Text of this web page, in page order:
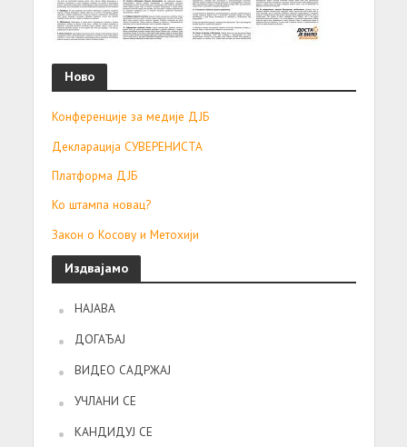
Ново
Конференције за медије ДЈБ
Декларација СУВЕРЕНИСТА
Платформа ДЈБ
Ко штампа новац?
Закон о Косову и Метохији
Издвајамо
НАЈАВА
ДОГАЂАЈ
ВИДЕО САДРЖАЈ
УЧЛАНИ СЕ
КАНДИДУЈ СЕ